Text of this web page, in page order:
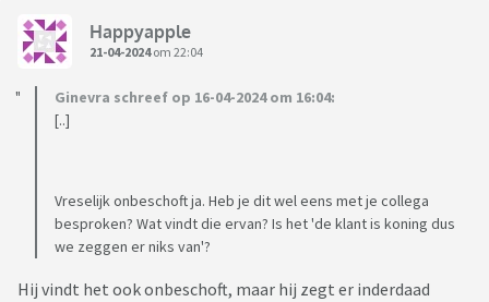
Happyapple
21-04-2024om 22:04
Ginevra schreef op 16-04-2024 om 16:04:
[..]
Vreselijk onbeschoft ja. Heb je dit wel eens met je collega
besproken? Wat vindt die ervan? Is het 'de klant is koning dus
we zeggen er niks van'?
Hij vindt het ook onbeschoft, maar hij zegt er inderdaad